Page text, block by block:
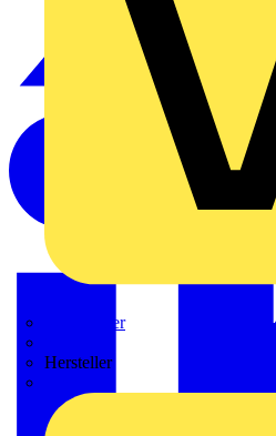
Weidmüller
Hersteller